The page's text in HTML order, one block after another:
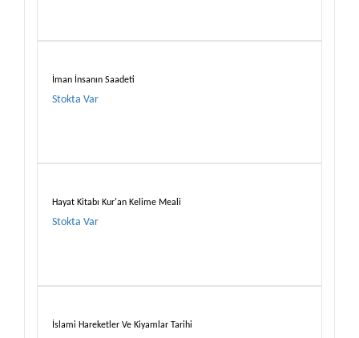
İman İnsanın Saadeti
Stokta Var
Hayat Kitabı Kur'an Kelime Meali
Stokta Var
İslami Hareketler Ve Kiyamlar Tarihi